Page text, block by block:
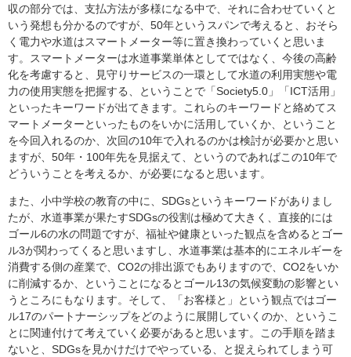
収の部分では、支払方法が多様になる中で、それに合わせていくと
いう発想も分かるのですが、50年というスパンで考えると、おそら
く電力や水道はスマートメーター等に置き換わっていくと思いま
す。スマートメーターは水道事業単体としてではなく、今後の高齢
化を考慮すると、見守りサービスの一環として水道の利用実態や電
力の使用実態を把握する、ということで「Society5.0」「ICT活用」
といったキーワードが出てきます。これらのキーワードと絡めてス
マートメーターといったものをいかに活用していくか、ということ
を今回入れるのか、次回の10年で入れるのかは検討が必要かと思い
ますが、50年・100年先を見据えて、というのであればこの10年で
どういうことを考えるか、が必要になると思います。
また、小中学校の教育の中に、SDGsというキーワードがありまし
たが、水道事業が果たすSDGsの役割は極めて大きく、直接的には
ゴール6の水の問題ですが、福祉や健康といった観点を含めるとゴー
ル3が関わってくると思いますし、水道事業は基本的にエネルギーを
消費する側の産業で、CO2の排出源でもありますので、CO2をいか
に削減するか、ということになるとゴール13の気候変動の影響とい
うところにもなります。そして、「お客様と」という観点ではゴー
ル17のパートナーシップをどのように展開していくのか、というこ
とに関連付けて考えていく必要があると思います。この手順を踏ま
ないと、SDGsを見かけだけでやっている、と捉えられてしまう可